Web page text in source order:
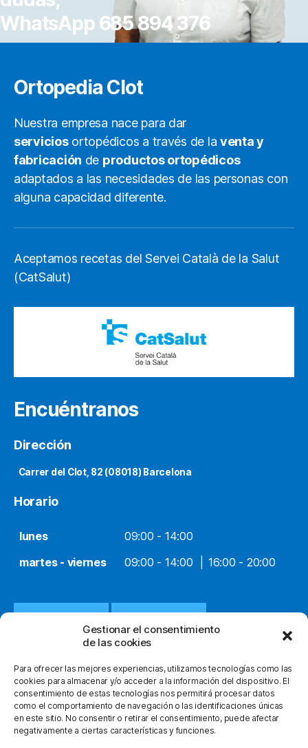
Gestionar el consentimiento
de las cookies
Para ofrecer las mejores experiencias, utilizamos tecnologías como las
cookies para almacenar y/o acceder a la información del dispositivo. El
consentimiento de estas tecnologías nos permitirá procesar datos
como el comportamiento de navegación o las identificaciones únicas
en este sitio. No consentir o retirar el consentimiento, puede afectar
negativamente a ciertas características y funciones.
WhatsApp 685 894 376
Ortopedia Clot
Nuestra empresa nace para dar
serviciosortopédicos a través de laventa y
fabricación de productos ortopédicos
adaptados a las necesidades de las personas con
alguna capacidad diferente.
Aceptamos recetas del Servei Català de la Salut
(CatSalut)
Encuéntranos
Dirección
Carrer del Clot, 82 (08018) Barcelona
Horario
lunes
09:00 - 14:00
martes - viernes
09:00 - 14:00 16:00 - 20:00
INFO@ORTOPEDIACLOT.COM